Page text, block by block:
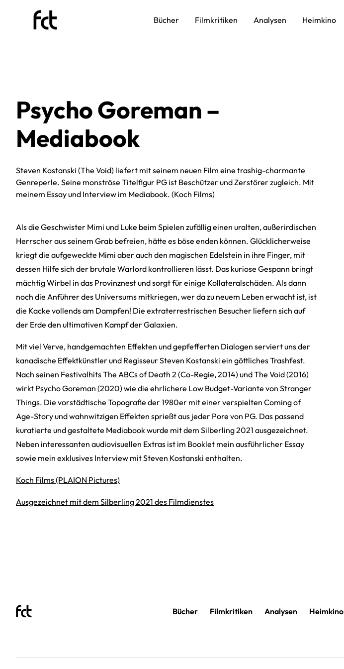
Bücher Filmkritiken Analysen Heimkino
Psycho Goreman –
Mediabook
Steven Kostanski (The Void) liefert mit seinem neuen Film eine trashig-charmante
Genreperle. Seine monströse Titelfigur PG ist Beschützer und Zerstörer zugleich. Mit
meinem Essay und Interview im Mediabook. (Koch Films)
Als die Geschwister Mimi und Luke beim Spielen zufällig einen uralten, außerirdischen
Herrscher aus seinem Grab befreien, hätte es böse enden können. Glücklicherweise
kriegt die aufgeweckte Mimi aber auch den magischen Edelstein in ihre Finger, mit
dessen Hilfe sich der brutale Warlord kontrollieren lässt. Das kuriose Gespann bringt
mächtig Wirbel in das Provinznest und sorgt für einige Kollateralschäden. Als dann
noch die Anführer des Universums mitkriegen, wer da zu neuem Leben erwacht ist, ist
die Kacke vollends am Dampfen! Die extraterrestrischen Besucher liefern sich auf
der Erde den ultimativen Kampf der Galaxien.
Mit viel Verve, handgemachten Effekten und gepfefferten Dialogen serviert uns der
kanadische Effektkünstler und Regisseur Steven Kostanski ein göttliches Trashfest.
Nach seinen Festivalhits The ABCs of Death 2 (Co-Regie, 2014) und The Void (2016)
wirkt Psycho Goreman (2020) wie die ehrlichere Low Budget-Variante von Stranger
Things. Die vorstädtische Topografie der 1980er mit einer verspielten Coming of
Age-Story und wahnwitzigen Effekten sprießt aus jeder Pore von PG. Das passend
kuratierte und gestaltete Mediabook wurde mit dem Silberling 2021 ausgezeichnet.
Neben interessanten audiovisuellen Extras ist im Booklet mein ausführlicher Essay
sowie mein exklusives Interview mit Steven Kostanski enthalten.
Koch Films (PLAION Pictures)
Ausgezeichnet mit dem Silberling 2021 des Filmdienstes
Bücher Filmkritiken Analysen Heimkino